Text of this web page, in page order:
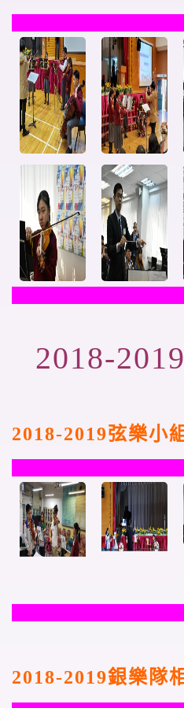
2018-2019
2018-2019弦樂小組
2018-2019銀樂隊